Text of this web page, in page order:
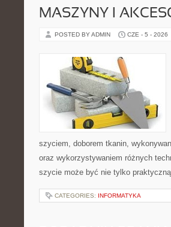
MASZYNY I
POSTED BY ADMIN CZE - 5 - 2026
szyciem, doborem tkanin,
oraz wykorzystywaniem różnych
szycie może być nie tylko
CATEGORIES: INFORMATYKA